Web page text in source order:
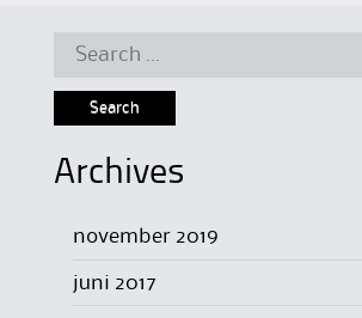
Search
Archives
november 2019
juni 2017